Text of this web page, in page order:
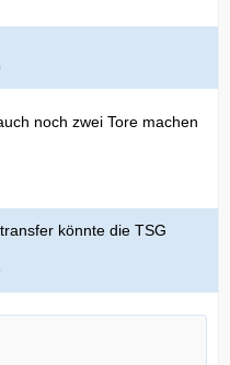
noch zwei Tore machen
könnte die TSG